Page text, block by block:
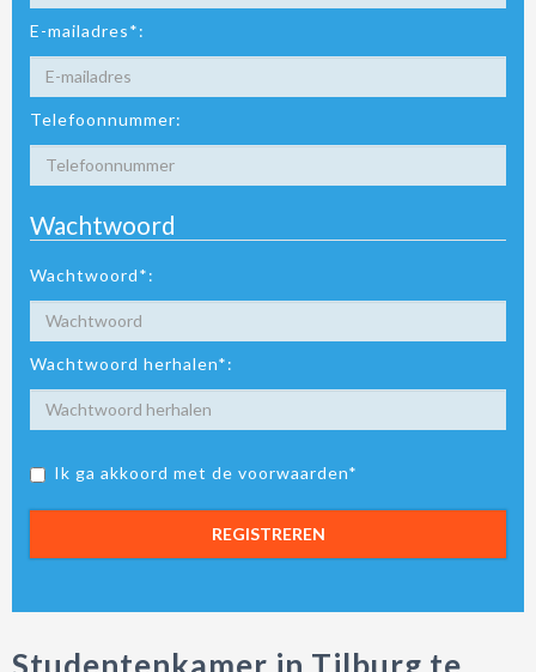
E-mailadres*:
Telefoonnummer:
Wachtwoord
Wachtwoord*:
Wachtwoord herhalen*:
Ik ga akkoord met de voorwaarden*
REGISTREREN